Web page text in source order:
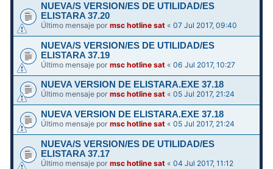
NUEVA/S VERSION/ES DE UTILIDAD/ES
ELISTARA 37.20
Último mensaje pormsc hotline sat «07 Jul 2017, 09:40
NUEVA/S VERSION/ES DE UTILIDAD/ES
ELISTARA 37.19
Último mensaje pormsc hotline sat «06 Jul 2017, 10:27
NUEVA VERSION DE ELISTARA.EXE 37.18
Último mensaje pormsc hotline sat «05 Jul 2017, 21:24
NUEVA VERSION DE ELISTARA.EXE 37.18
Último mensaje pormsc hotline sat «05 Jul 2017, 21:24
NUEVA/S VERSION/ES DE UTILIDAD/ES
ELISTARA 37.17
Último mensaje pormsc hotline sat «04 Jul 2017, 11:12